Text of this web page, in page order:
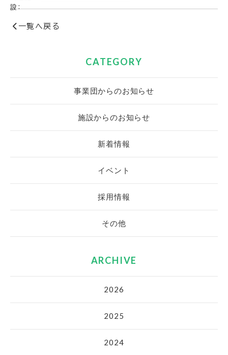
設:
一覧へ戻る
CATEGORY
事業団からのお知らせ
施設からのお知らせ
新着情報
イベント
採用情報
その他
ARCHIVE
2026
2025
2024